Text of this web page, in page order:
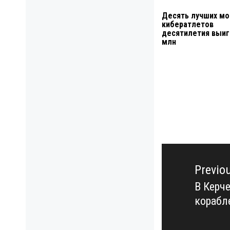
Десять лучших
кибератлетов
десятилетия
млн
Навигация
записям
post:
В